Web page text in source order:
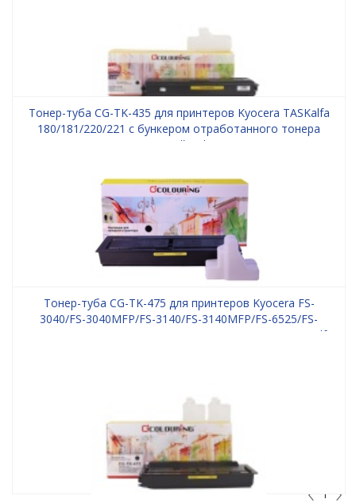
Тонер-туба CG-TK-435 для принтеров Kyocera TASKalfa
180/181/220/221 с бункером отработанного тонера
15000 копий Colouring
Тонер-туба CG-TK-475 для принтеров Kyocera FS-
3040/FS-3040MFP/FS-3140/FS-3140MFP/FS-6525/FS-
6525MFP/FS-6530/FS-6530MFP/FS-6025/FS-6030/TASKalfa
1